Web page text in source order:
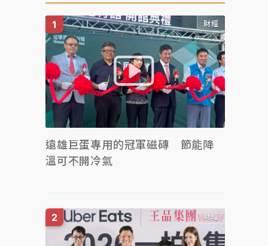
財經
遠雄巨蛋專用的冠軍磁磚 節能降
溫可不開冷氣
財經